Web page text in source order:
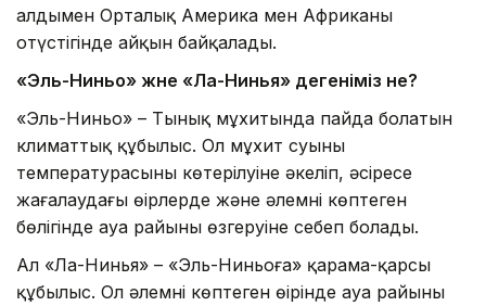
алдымен Орталық Америка мен Африканың
оңтүстігінде айқын байқалады.
«Эль-Ниньо» және «Ла-Нинья» дегеніміз не?
«Эль-Ниньо» – Тынық мұхитында пайда болатын
климаттық құбылыс. Ол мұхит суының
температурасының көтерілуіне әкеліп, әсіресе
жағалаудағы өңірлерде және әлемнің көптеген
бөлігінде ауа райының өзгеруіне себеп болады.
Ал «Ла-Нинья» – «Эль-Ниньоға» қарама-қарсы
құбылыс. Ол әлемнің көптеген өңірінде ауа райының